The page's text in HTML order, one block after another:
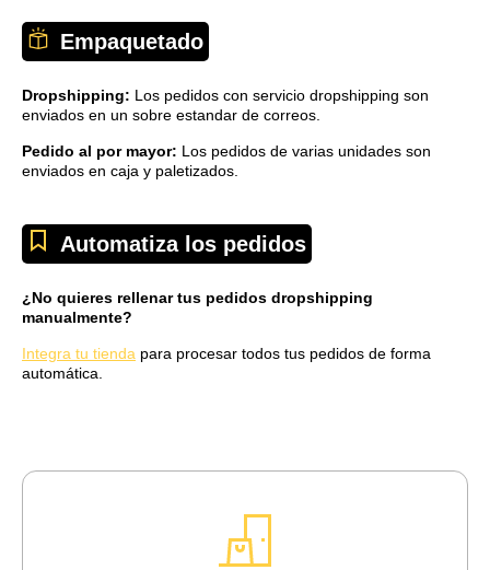
Empaquetado
Dropshipping: Los pedidos con servicio dropshipping son
enviados en un sobre estandar de correos.
Pedido al por mayor: Los pedidos de varias unidades son
enviados en caja y paletizados.
Automatiza los pedidos
¿No quieres rellenar tus pedidos dropshipping
manualmente?
Integra tu tienda para procesar todos tus pedidos de forma
automática.